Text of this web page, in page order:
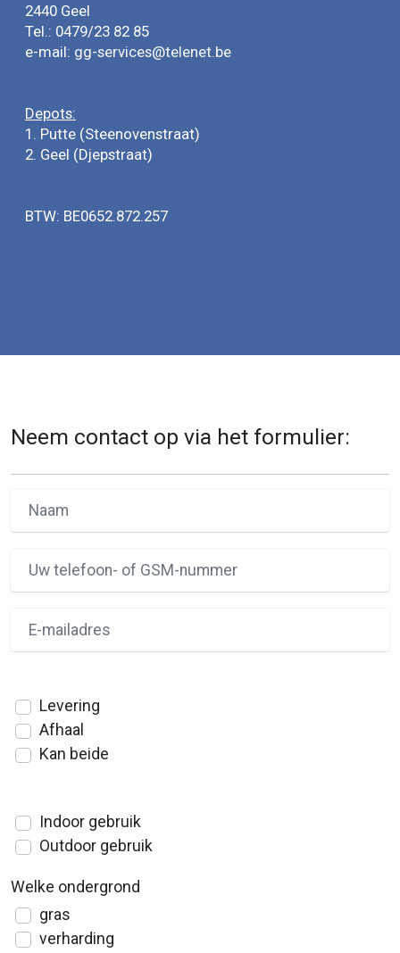
2440 Geel
Tel.: 0479/23 82 85
e-mail: gg-services@telenet.be
Depots:
1. Putte (Steenovenstraat)
2. Geel (Djepstraat)
BTW: BE0652.872.257
Neem contact op via het formulier:
Levering
Afhaal
Kan beide
Indoor gebruik
Outdoor gebruik
Welke ondergrond
gras
verharding